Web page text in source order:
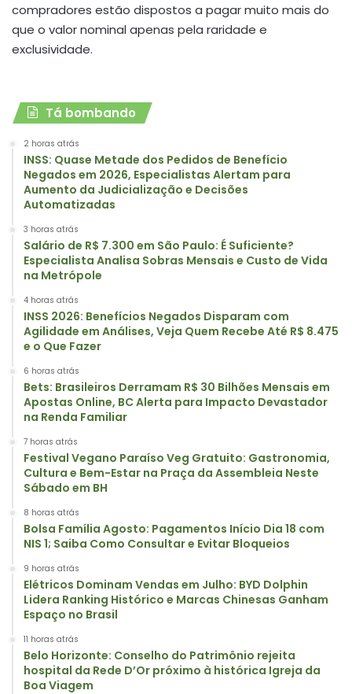
compradores estão dispostos a pagar muito mais do
que o valor nominal apenas pela raridade e
exclusividade.
Tá bombando
2 horas atrás
INSS: Quase Metade dos Pedidos de Benefício
Negados em 2026, Especialistas Alertam para
Aumento da Judicialização e Decisões
Automatizadas
3 horas atrás
Salário de R$ 7.300 em São Paulo: É Suficiente?
Especialista Analisa Sobras Mensais e Custo de Vida
na Metrópole
4 horas atrás
INSS 2026: Benefícios Negados Disparam com
Agilidade em Análises, Veja Quem Recebe Até R$ 8.475
e o Que Fazer
6 horas atrás
Bets: Brasileiros Derramam R$ 30 Bilhões Mensais em
Apostas Online, BC Alerta para Impacto Devastador
na Renda Familiar
7 horas atrás
Festival Vegano Paraíso Veg Gratuito: Gastronomia,
Cultura e Bem-Estar na Praça da Assembleia Neste
Sábado em BH
8 horas atrás
Bolsa Família Agosto: Pagamentos Início Dia 18 com
NIS 1; Saiba Como Consultar e Evitar Bloqueios
9 horas atrás
Elétricos Dominam Vendas em Julho: BYD Dolphin
Lidera Ranking Histórico e Marcas Chinesas Ganham
Espaço no Brasil
11 horas atrás
Belo Horizonte: Conselho do Patrimônio rejeita
hospital da Rede D’Or próximo à histórica Igreja da
Boa Viagem